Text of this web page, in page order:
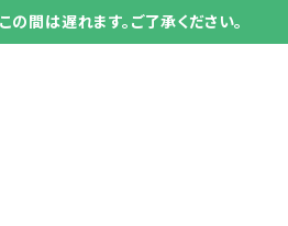
間は遅れます。ご了承ください。